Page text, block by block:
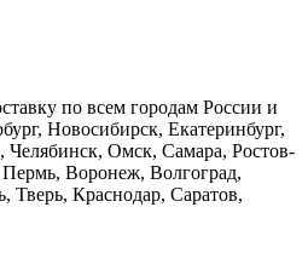
по всем городам России и
Новосибирск, Екатеринбург,
Омск, Самара, Ростов-
Воронеж, Волгоград,
Тверь, Краснодар, Саратов,